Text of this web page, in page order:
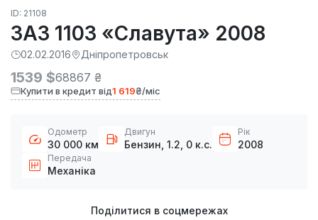
ID: 21108
ЗАЗ 1103 «Славута» 2008
02.02.2016 Дніпропетровськ
1539 $68867 ₴
Купити в кредит від1 619₴/міс
Одометр
30 000 км
Двигун
Бензин, 1.2, 0 к.с.
Рік
2008
Передача
Механіка
Поділитися в соцмережах